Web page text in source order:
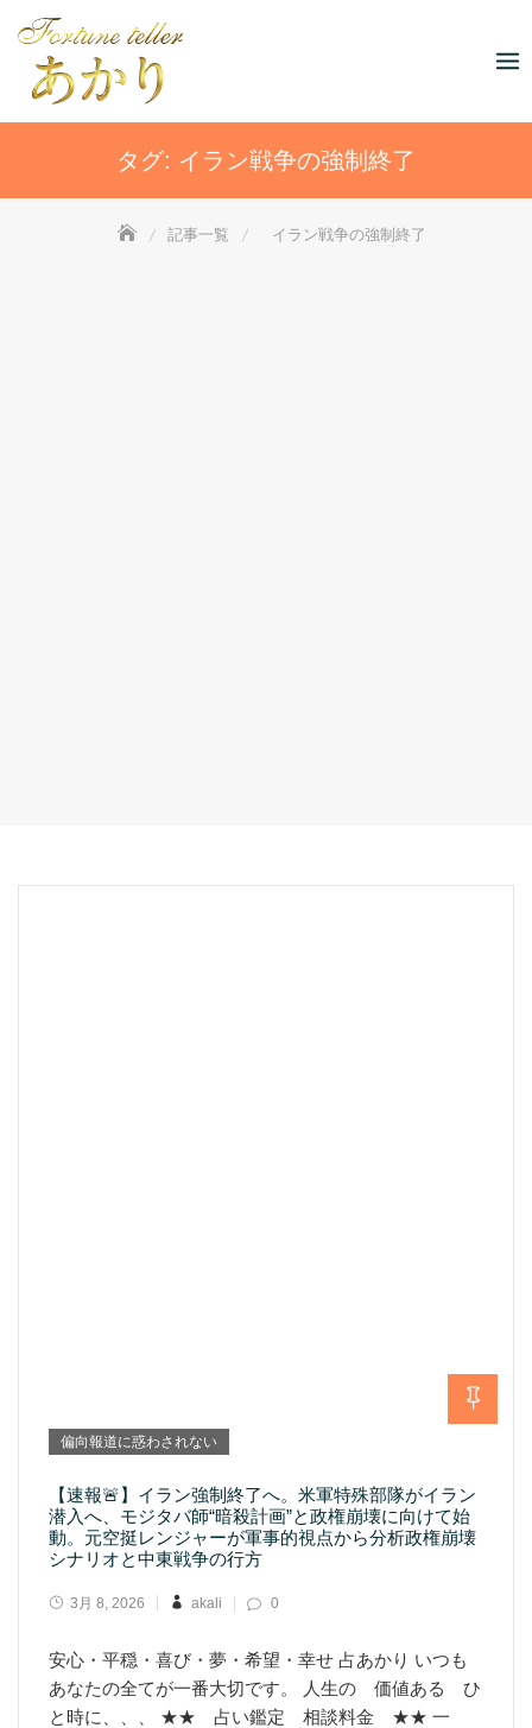
content
タグ: イラン戦争の強制終了
記事一覧 イラン戦争の強制終了
偏向報道に惑わされない
【速報🚨】イラン強制終了へ。米軍特殊部隊がイラン
潜入へ、モジタバ師“暗殺計画”と政権崩壊に向けて始
動。元空挺レンジャーが軍事的視点から分析政権崩壊
シナリオと中東戦争の行方
3月 8, 2026 akali 0
安心・平穏・喜び・夢・希望・幸せ 占あかり いつも
あなたの全てが一番大切です。 人生の 価値ある ひ
と時に、、、 ★★ 占い鑑定 相談料金 ★★ 一